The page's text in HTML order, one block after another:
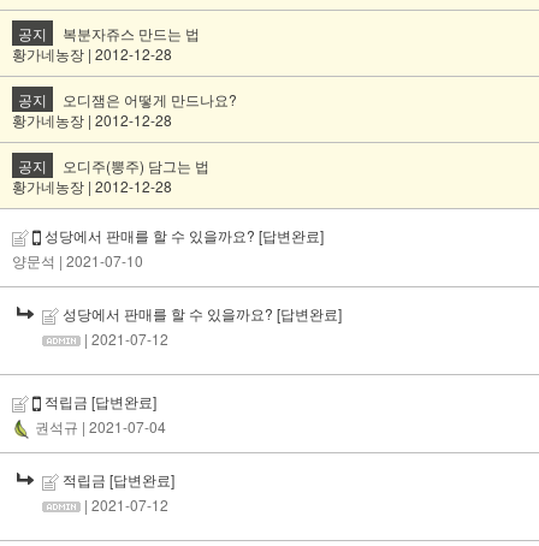
공지
복분자쥬스 만드는 법
황가네농장 | 2012-12-28
공지
오디잼은 어떻게 만드나요?
황가네농장 | 2012-12-28
공지
오디주(뽕주) 담그는 법
황가네농장 | 2012-12-28
성당에서 판매를 할 수 있을까요? [답변완료]
양문석 | 2021-07-10
성당에서 판매를 할 수 있을까요? [답변완료]
| 2021-07-12
적립금 [답변완료]
권석규 | 2021-07-04
적립금 [답변완료]
| 2021-07-12